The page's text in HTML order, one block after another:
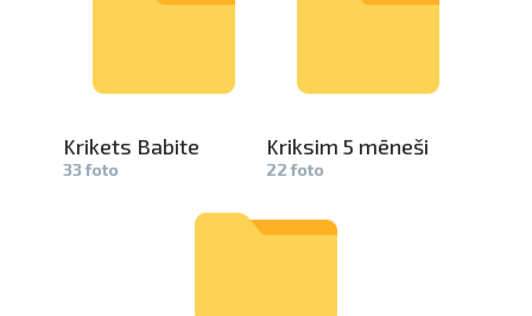
Krikets Babite
33 foto
Kriksim 5 mēneši
22 foto